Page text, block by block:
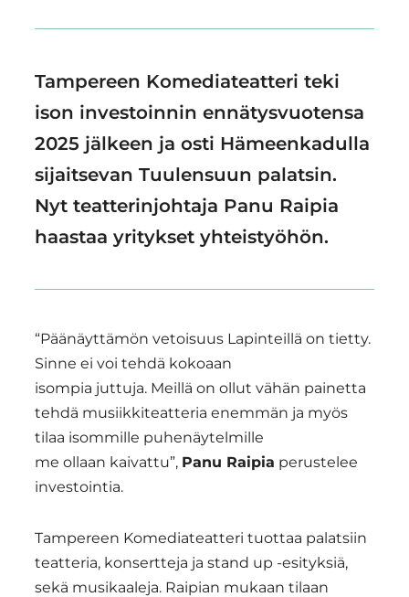
Tampereen Komediateatteri teki
ison investoinnin ennätysvuotensa
2025 jälkeen ja osti Hämeenkadulla
sijaitsevan Tuulensuun palatsin.
Nyt teatterinjohtaja Panu Raipia
haastaa yritykset yhteistyöhön.
“Päänäyttämön vetoisuus Lapinteillä on tietty.
Sinne ei voi tehdä kokoaan
isompia juttuja. Meillä on ollut vähän painetta
tehdä musiikkiteatteria enemmän ja myös
tilaa isommille puhenäytelmille
me ollaan kaivattu”, Panu Raipia perustelee
investointia.
Tampereen Komediateatteri tuottaa palatsiin
teatteria, konsertteja ja stand up -esityksiä,
sekä musikaaleja. Raipian mukaan tilaan